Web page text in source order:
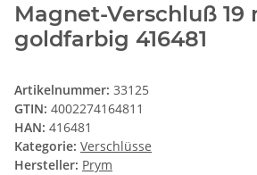
Magnet-Verschluß 19
goldfarbig 416481
Artikelnummer: 33125
GTIN: 4002274164811
HAN: 416481
Kategorie: Verschlüsse
Hersteller: Prym